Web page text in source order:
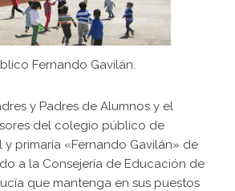
Fernando Gavilán.
y Padres de Alumnos y el
del colegio público de
primaria «Fernando Gavilán» de
a la Consejería de Educación de
que mantenga en sus puestos